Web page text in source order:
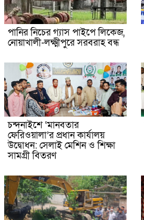
পানির নিচের গ্যাস পাইপে লিকেজ,
নোয়াখালী-লক্ষ্মীপুরে সরবরাহ বন্ধ
চন্দনাইশে ‘মানবতার
ফেরিওয়ালা’র প্রধান কার্যালয়
উদ্বোধন: সেলাই মেশিন ও শিক্ষা
সামগ্রী বিতরণ